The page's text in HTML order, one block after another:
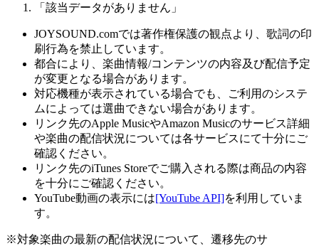
「該当データがありません」
JOYSOUND.comでは著作権保護の観点より、歌詞の印
刷行為を禁止しています。
都合により、楽曲情報/コンテンツの内容及び配信予定
が変更となる場合があります。
対応機種が表示されている場合でも、ご利用のシステ
ムによっては選曲できない場合があります。
リンク先のApple MusicやAmazon Musicのサービス詳細
や楽曲の配信状況については各サービスにて十分にご
確認ください。
リンク先のiTunes Storeでご購入される際は商品の内容
を十分にご確認ください。
YouTube動画の表示には[YouTube API]を利用していま
す。
※対象楽曲の最新の配信状況について、遷移先のサ